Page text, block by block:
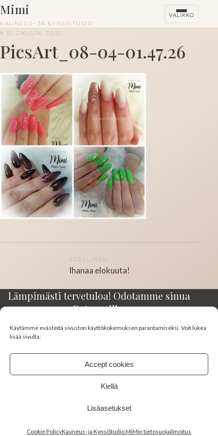
Käytämme evästeitä sivuston käyttökokemuksen parantamiseksi. Voit lukea
lisää sivulta:
Accept cookies
Kiellä
Lisäasetukset
Cookie PolicyKauneus- ja KynsiStudio MiMin tietosuojailmoitus
Mimi
KAUNEUS- JA KYNSISTUDIO
VALIKKO
KURSSIT
8 ELOKUUN, 2021
PicsArt_08-04-01.47.26
EDELLINEN
Ihanaa elokuuta!
Lämpimästi tervetuloa! Odotamme sinua
Rotuaarilla.
Kirkkokatu 23-25 A3
045 130 0383
studiomimi10@gmail.com